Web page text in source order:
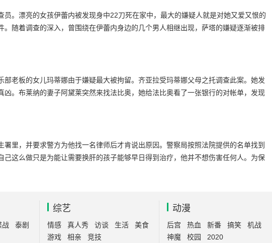
。漂亮的女孩伊蕾内被发现身中22刀死在家中，最大的嫌疑人就是对她又爱又恨的
随着调查的深入，曾围绕在伊蕾内身边的几个男人相继出现，萨塔的嫌疑逐渐被排
老板的女儿玛蒂娜由于嫌疑最大被拘留。齐亚拉受玛蒂娜父母之托调查此案。她发
。布莱纳的妻子阿黛莱突然来找法比奥，她给法比奥看了一张银行的对帐单，发现
里，并要求警方为他找一名律师后才肯说出原因。警察局按照法院提供的名单找到
这么做只是为能让需要换肝的孩子能够早日得到治疗，他并不想伤害任何人。为保
战
泰剧
综艺
情感 真人秀 访谈 生活
美食
游戏
相亲 竞技
动漫
后宫 热血 新番 搞笑
机战
神魔
校园 2020